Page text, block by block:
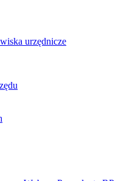
urzędnicze